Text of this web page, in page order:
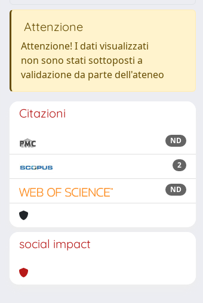
Attenzione
Attenzione! I dati visualizzati
non sono stati sottoposti a
validazione da parte dell'ateneo
Citazioni
ND
2
ND
social impact